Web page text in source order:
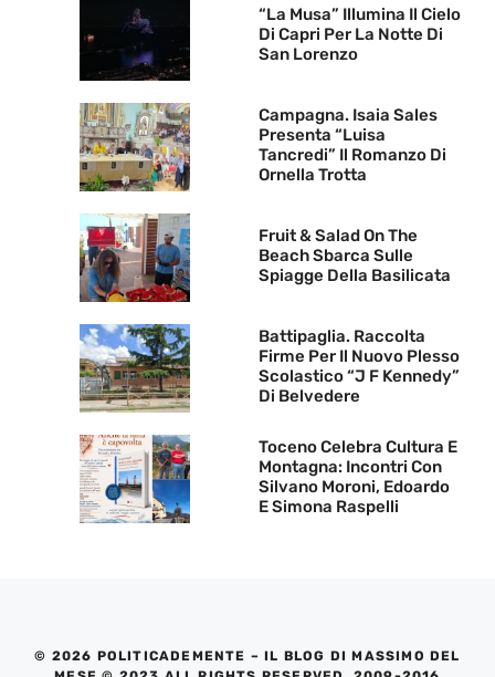
“La Musa” Illumina Il Cielo
Di Capri Per La Notte Di
San Lorenzo
Campagna. Isaia Sales
Presenta “Luisa
Tancredi” Il Romanzo Di
Ornella Trotta
Fruit & Salad On The
Beach Sbarca Sulle
Spiagge Della Basilicata
Battipaglia. Raccolta
Firme Per Il Nuovo Plesso
Scolastico “J F Kennedy”
Di Belvedere
Toceno Celebra Cultura E
Montagna: Incontri Con
Silvano Moroni, Edoardo
E Simona Raspelli
© 2026 POLITICADEMENTE – IL BLOG DI MASSIMO DEL